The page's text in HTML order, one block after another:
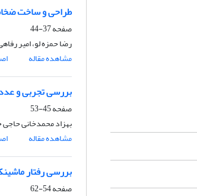
طراحی و ساخت
صفحه37-44
رضا حمزه لو، امیر
مشاهده مقاله
بررسی تجربی و
صفحه45-53
بهزاد محمدخانی
مشاهده مقاله
بررسی رفتار
صفحه54-62